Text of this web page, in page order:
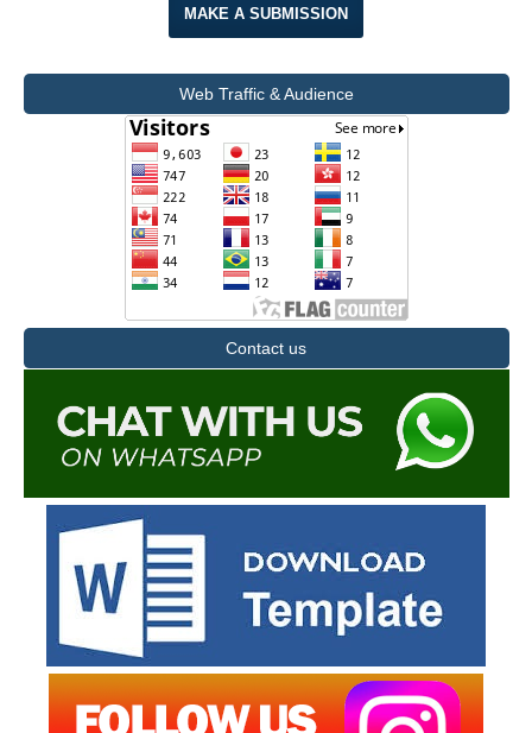
MAKE A SUBMISSION
Web Traffic & Audience
Contact us